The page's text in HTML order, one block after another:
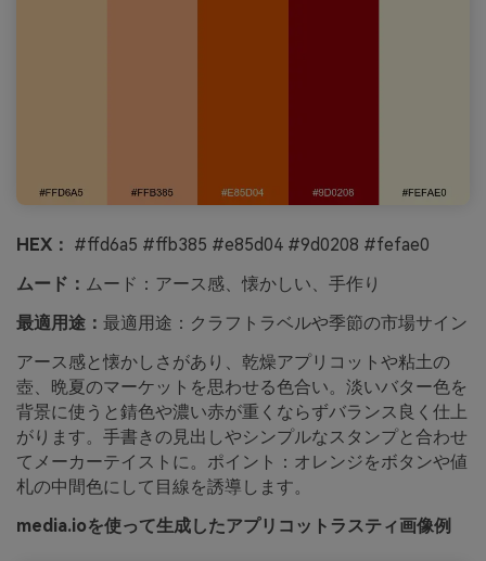
HEX： #ffd6a5 #ffb385 #e85d04 #9d0208 #fefae0
ムード： ムード：アース感、懐かしい、手作り
最適用途： 最適用途：クラフトラベルや季節の市場サイン
アース感と懐かしさがあり、乾燥アプリコットや粘土の
壺、晩夏のマーケットを思わせる色合い。淡いバター色を
背景に使うと錆色や濃い赤が重くならずバランス良く仕上
がります。手書きの見出しやシンプルなスタンプと合わせ
てメーカーテイストに。ポイント：オレンジをボタンや値
札の中間色にして目線を誘導します。
media.ioを使って生成したアプリコットラスティ画像例